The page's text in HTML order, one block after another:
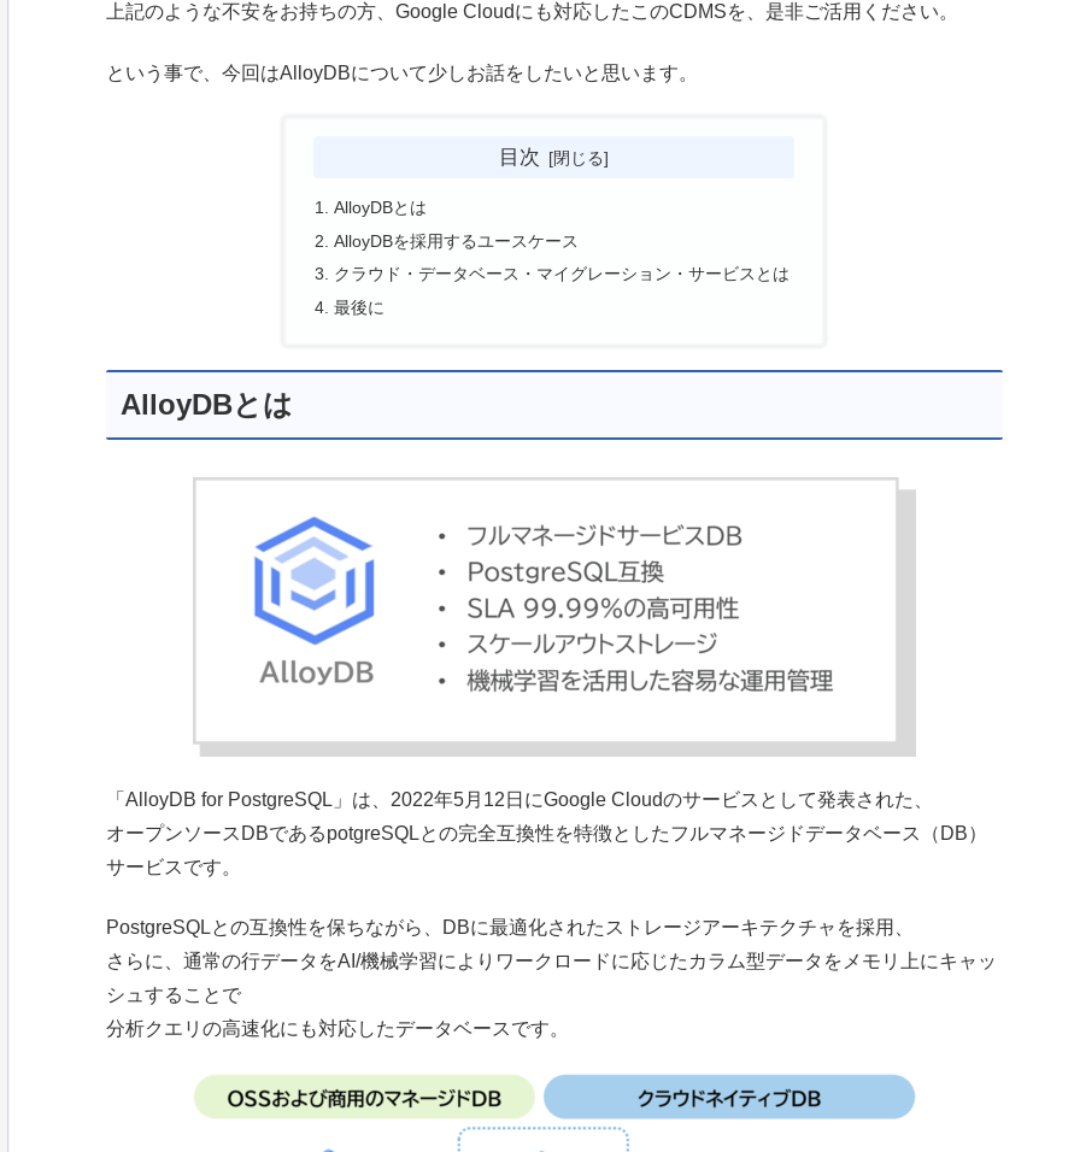
上記のような不安をお持ちの方、Google Cloudにも対応したこのCDMSを、是非ご活用ください。
という事で、今回はAlloyDBについて少しお話をしたいと思います。
目次
AlloyDBとは
AlloyDBを採用するユースケース
クラウド・データベース・マイグレーション・サービスとは
最後に
AlloyDBとは
「AlloyDB for PostgreSQL」は、2022年5月12日にGoogle Cloudのサービスとして発表された、
オープンソースDBであるpotgreSQLとの完全互換性を特徴としたフルマネージドデータベース（DB）
サービスです。
PostgreSQLとの互換性を保ちながら、DBに最適化されたストレージアーキテクチャを採用、
さらに、通常の行データをAI/機械学習によりワークロードに応じたカラム型データをメモリ上にキャッ
シュすることで
分析クエリの高速化にも対応したデータベースです。